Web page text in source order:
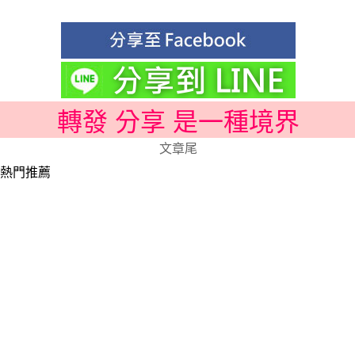
轉發 分享 是一種境界
文章尾
熱門推薦